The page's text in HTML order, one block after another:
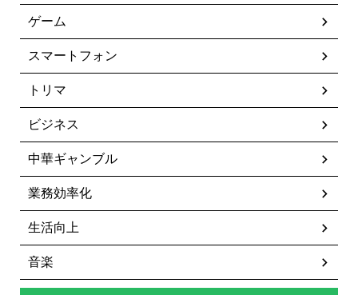
ゲーム
スマートフォン
トリマ
ビジネス
中華ギャンブル
業務効率化
生活向上
音楽